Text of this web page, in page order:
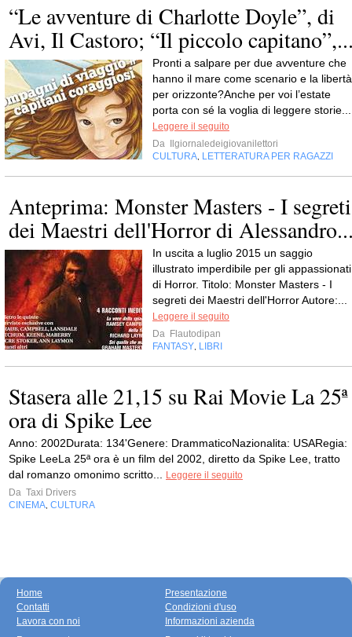
“Le avventure di Charlotte Doyle”, di
Avi, Il Castoro; “Il piccolo
Pronti a salpare per due avventure che
hanno il mare come scenario e la libertà
per orizzonte?Anche per voi l’estate
porta con sé la voglia di leggere storie...
Leggere il seguito
Da
Ilgiornaledeigiovanilettori
CULTURA LETTERATURA PER RAGAZZI
Anteprima: Monster Masters - I segreti
dei Maestri dell'Horror di
In uscita a luglio 2015 un saggio
illustrato imperdibile per gli appassionati
di Horror. Titolo: Monster Masters - I
segreti dei Maestri dell'Horror Autore:...
Leggere il seguito
Da Flautodipan
FANTASY LIBRI
Stasera alle 21,15 su Rai Movie La 25ª
ora di Spike Lee
Anno: 2002Durata: 134'Genere: DrammaticoNazionalita: USARegia:
Spike LeeLa 25ª ora è un film del 2002, diretto da Spike Lee, tratto
dal romanzo omonimo scritto...
Leggere il seguito
Da Taxi Drivers
CINEMA CULTURA
Home
Contatti
Lavora con noi
Presentazione
Condizioni d'uso
Informazioni azienda